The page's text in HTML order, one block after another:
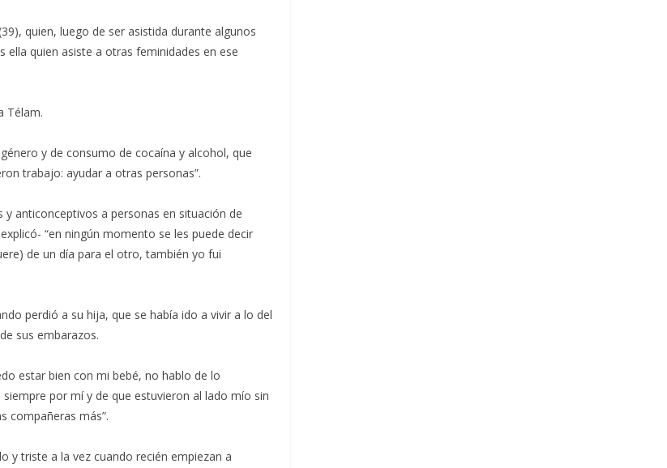
quien, luego de ser asistida durante algunos
quien asiste a otras feminidades en ese
Télam.
y de consumo de cocaína y alcohol, que
trabajo: ayudar a otras personas”.
anticonceptivos a personas en situación de
“en ningún momento se les puede decir
de un día para el otro, también yo fui
perdió a su hija, que se había ido a vivir a lo del
sus embarazos.
estar bien con mi bebé, no hablo de lo
por mí y de que estuvieron al lado mío sin
compañeras más”.
y triste a la vez cuando recién empiezan a